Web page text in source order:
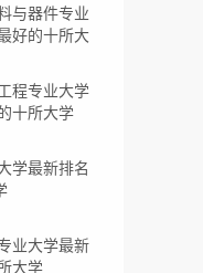
与器件专业
好的十所大
程专业大学
十所大学
学最新排名
业大学最新
大学